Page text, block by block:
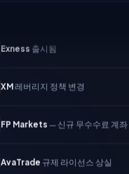
XM레버리지 정책 변경
FP Markets — 신규 무수수료 계좌
AvaTrade규제 라이선스 상실
Tickmill출금 속도 24시간으로 단축